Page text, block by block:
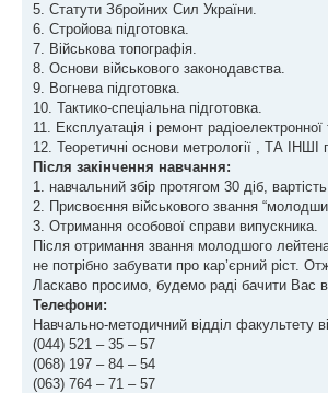
5. Статути Збройних Сил України.
6. Стройова підготовка.
7. Військова топографія.
8. Основи військового законодавства.
9. Вогнева підготовка.
10. Тактико-спеціальна підготовка.
11. Експлуатація і ремонт
12. Теоретичні основи метрології , ТА
Після закінчення навчання:
1. навчальний збір протягом 30 діб,
2. Присвоєння військового звання
3. Отримання особової справи випускника.
Після отримання звання молодшого
не потрібно забувати про кар’єрний ріст.
Ласкаво просимо, будемо раді бачити Вас в
Телефони:
Навчально-методичний відділ факультету
(044) 521 – 35 – 57
(068) 197 – 84 – 54
(063) 764 – 71 – 57